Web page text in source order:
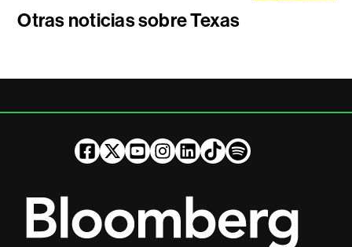
Otras noticias sobre Texas